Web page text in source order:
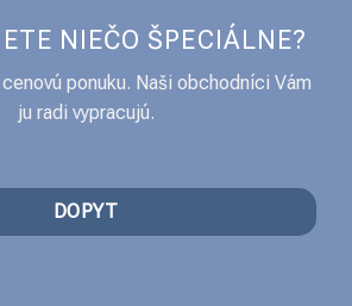
NIEČO ŠPECIÁLNE?
ponuku. Naši obchodníci Vám
ju radi vypracujú.
DOPYT